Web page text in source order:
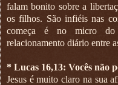
falam bonito sobre a
os filhos. São infiéis nas
começa é no micro
relacionamento diário entre
* Lucas 16,13: Vocês não
Jesus é muito claro na sua